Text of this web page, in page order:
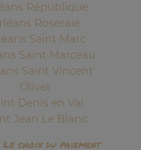
République
Roseraie
Saint Marc
Saint Marceau
Saint Vincent
Olivet
Denis en Val
Jean Le Blanc
Le choix du paiement